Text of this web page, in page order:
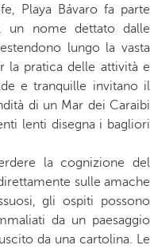
Playa Bávaro fa parte
, un nome dettato dalle
lungo la vasta
la pratica delle attività e
e tranquille invitano il
di un Mar dei Caraibi
lenti disegna i bagliori
la cognizione del
sulle amache
gli ospiti possono
da un paesaggio
da una cartolina. Le